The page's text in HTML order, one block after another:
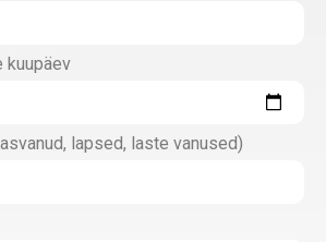
kuupäev
lapsed, laste vanused)